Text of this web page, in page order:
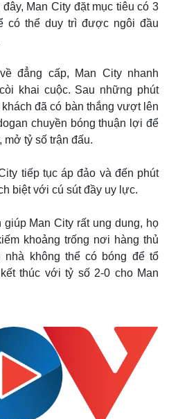
Man City đặt mục tiêu có 3
có thể duy trì được ngôi đầu
đẳng cấp, Man City nhanh
khai cuộc. Sau những phút
đã có bàn thắng vượt lên
chuyền bóng thuận lợi để
mở tỷ số trận đấu.
tiếp tục áp đảo và đến phút
biệt với cú sút đầy uy lực.
Man City rất ung dung, họ
khoảng trống nơi hàng thủ
nhà không thể có bóng để tổ
thúc với tỷ số 2-0 cho Man